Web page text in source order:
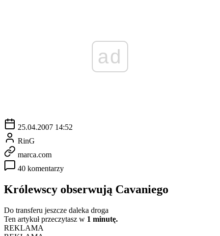
ad
25.04.2007 14:52
RinG
marca.com
40 komentarzy
Królewscy obserwują Cavaniego
Do transferu jeszcze daleka droga
Ten artykuł przeczytasz w 1 minutę.
REKLAMA